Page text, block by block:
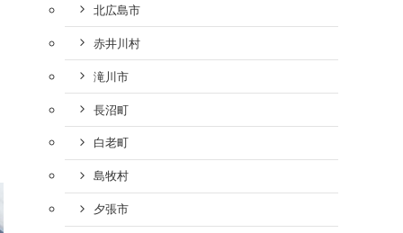
北広島市
赤井川村
滝川市
長沼町
白老町
島牧村
夕張市